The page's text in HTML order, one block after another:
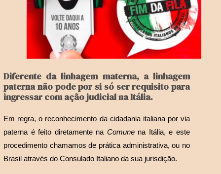
Diferente da linhagem materna, a linhagem
paterna não pode por si só ser requisito para
ingressar com ação judicial na Itália.
Em regra, o reconhecimento da cidadania italiana por via
paterna é feito diretamente na Comunena Itália, e este
procedimento chamamos de prática administrativa, ou no
Brasil através do Consulado Italiano da sua jurisdição.